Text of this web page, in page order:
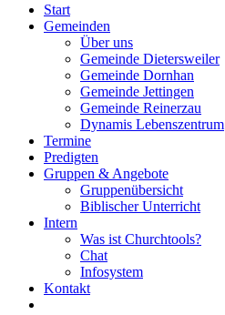
Start
Gemeinden
Über uns
Gemeinde Dietersweiler
Gemeinde Dornhan
Gemeinde Jettingen
Gemeinde Reinerzau
Dynamis Lebenszentrum
Termine
Predigten
Gruppen & Angebote
Gruppenübersicht
Biblischer Unterricht
Intern
Was ist Churchtools?
Chat
Infosystem
Kontakt